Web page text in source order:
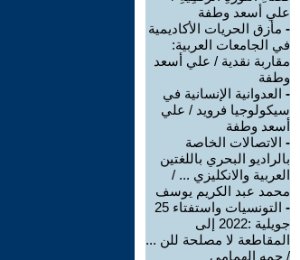
علي أسعد وطفة
- مأزق الحريات الأكاديمية
في الجامعات العربية:
مقاربة نقدية / علي أسعد
وطفة
- العدوانية الإنسانية في
سيكولوجيا فرويد / علي
أسعد وطفة
- الاتصالات الخاصة
بالراديو البحري باللغتين
العربية والانكليزي ... /
محمد عبد الكريم يوسف
-
التونسيات واستفتاء 25
جويلية :2022 إلى
المقاطعة لا مصلحة للن ...
/ حمه الهمامي